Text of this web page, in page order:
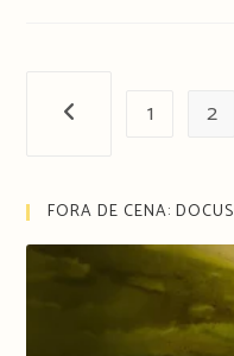
Página anterior
1 2
FORA DE CENA: